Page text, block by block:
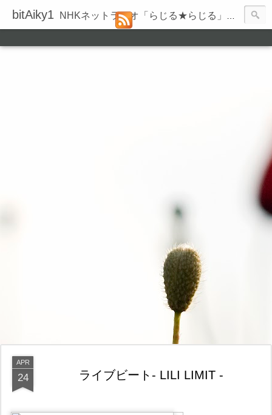
bitAiky1 NHKネットラジオ「らじる★らじる」の録音履歴
APR
24 ライブビート- LILI LIMIT -